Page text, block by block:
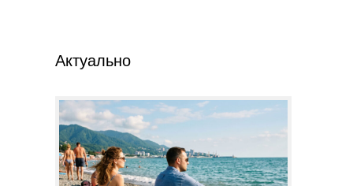
Актуально